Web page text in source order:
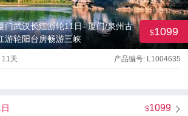
门武汉长江游轮11日- 厦门/泉州古
游轮阳台房畅游三峡
1099
产品编号: L1004635
天
1099